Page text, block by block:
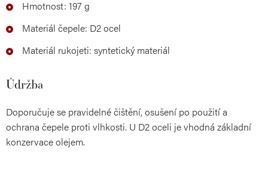
Hmotnost: 197 g
Materiál čepele: D2 ocel
Materiál rukojeti: syntetický materiál
Údržba
Doporučuje se pravidelné čištění, osušení po použití a
ochrana čepele proti vlhkosti. U D2 oceli je vhodná základní
konzervace olejem.